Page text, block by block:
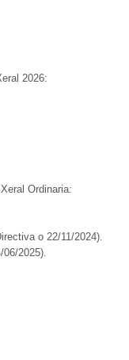
2026:
Ordinaria:
o 22/11/2024).
06/2025).